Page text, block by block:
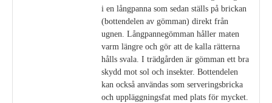
i en långpanna som sedan ställs på brickan
(bottendelen av gömman) direkt från
ugnen. Långpannegömman håller maten
varm längre och gör att de kalla rätterna
hålls svala. I trädgården är gömman ett bra
skydd mot sol och insekter. Bottendelen
kan också användas som serveringsbricka
och uppläggningsfat med plats för mycket.